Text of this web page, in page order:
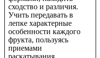
сходство и различия.
Учить передавать в
лепке характерные
особенности каждого
фрукта, пользуясь
приемами
раскатывания,